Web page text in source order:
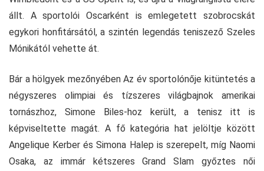
állt. A sportolói Oscarként is emlegetett szobrocskát
egykori honfitársától, a szintén legendás teniszező Szeles
Mónikától vehette át.
Bár a hölgyek mezőnyében Az év sportolónője kitüntetés a
négyszeres olimpiai és tízszeres világbajnok amerikai
tornászhoz, Simone Biles-hoz került, a tenisz itt is
képviseltette magát. A fő kategória hat jelöltje között
Angelique Kerber és Simona Halep is szerepelt, míg Naomi
Osaka, az immár kétszeres Grand Slam győztes női